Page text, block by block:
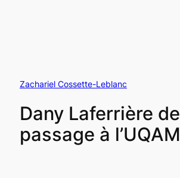
Zachariel Cossette-Leblanc
Dany Laferrière de
passage à l’UQAM